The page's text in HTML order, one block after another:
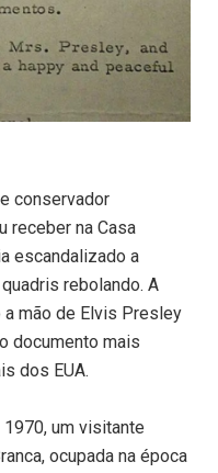
conservador
receber na Casa
escandalizado a
rebolando. A
mão de Elvis Presley
documento mais
dos EUA.
um visitante
ocupada na época